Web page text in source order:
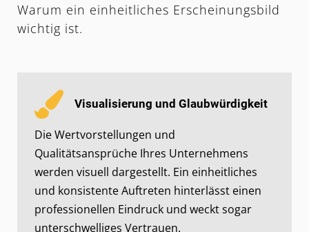
Warum ein einheitliches Erscheinungsbild
wichtig ist.
Visualisierung und Glaubwürdigkeit
Die Wertvorstellungen und
Qualitätsansprüche Ihres Unternehmens
werden visuell dargestellt. Ein einheitliches
und konsistente Auftreten hinterlässt einen
professionellen Eindruck und weckt sogar
unterschwelliges Vertrauen.